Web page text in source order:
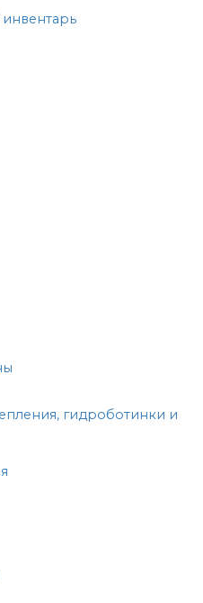
гидроботинки и